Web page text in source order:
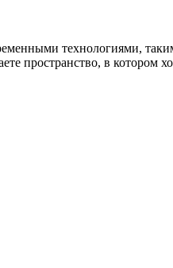
технологиями,
пространство, в котором